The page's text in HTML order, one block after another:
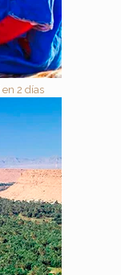
2 días